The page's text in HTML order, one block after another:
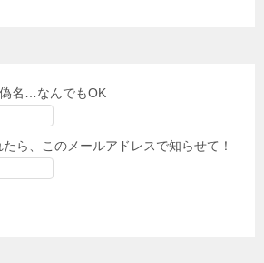
名…なんでもOK
ら、このメールアドレスで知らせて！